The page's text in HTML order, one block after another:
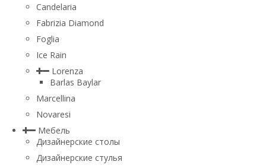
Candelaria
Fabrizia Diamond
Foglia
Ice Rain
Lorenza
Barlas Baylar
Marcellina
Novaresi
Мебель
Дизайнерские столы
Дизайнерские стулья